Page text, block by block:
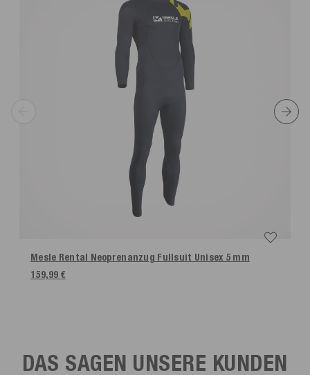
Mesle Rental Neoprenanzug Fullsuit Unisex 5 mm
159,99 €
DAS SAGEN UNSERE KUNDEN